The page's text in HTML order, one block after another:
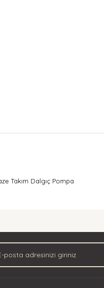
Takım Dalgıç Pompa